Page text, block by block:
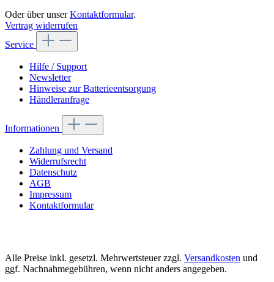
Oder über unserKontaktformular.
Vertrag widerrufen
Service
Hilfe / Support
Newsletter
Hinweise zur Batterieentsorgung
Händleranfrage
Informationen
Zahlung und Versand
Widerrufsrecht
Datenschutz
AGB
Impressum
Kontaktformular
Alle Preise inkl. gesetzl. Mehrwertsteuer zzgl. Versandkosten und
ggf. Nachnahmegebühren, wenn nicht anders angegeben.